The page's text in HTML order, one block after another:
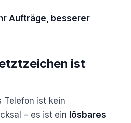
Aufträge, besserer
ist
Telefon ist kein
– es ist ein lösbares